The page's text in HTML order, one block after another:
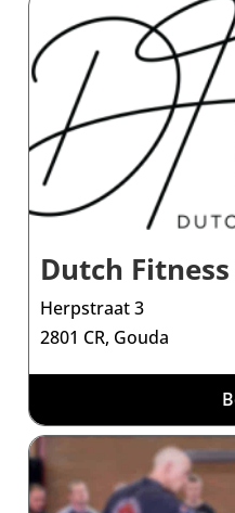
Dutch
Herpstraat 3
2801 CR, Gouda